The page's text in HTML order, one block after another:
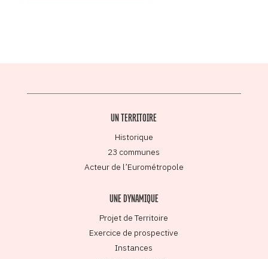
UN TERRITOIRE
Historique
23 communes
Acteur de l’Eurométropole
UNE DYNAMIQUE
Projet de Territoire
Exercice de prospective
Instances